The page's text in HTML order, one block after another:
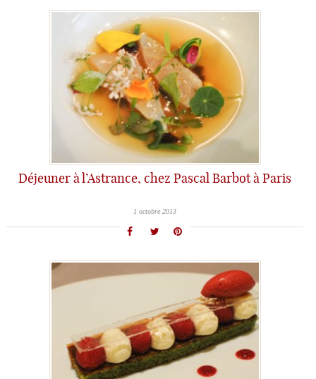
Déjeuner à l’Astrance, chez Pascal Barbot à Paris
1 octobre 2013